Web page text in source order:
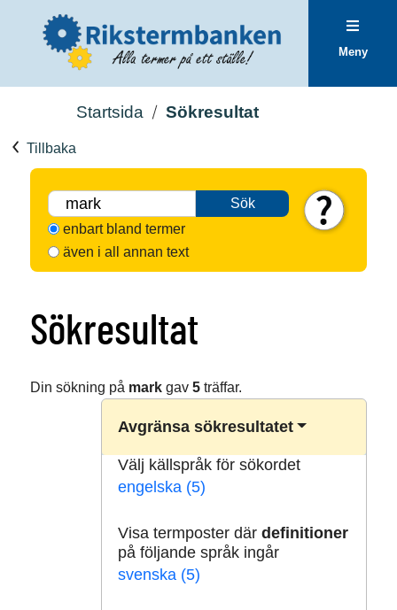
Meny
Startsida Sökresultat
Tillbaka
Sök
enbart bland termer
även i all annan text
Sökresultat
Din sökning på markgav 5träffar.
Avgränsa sökresultatet
Välj källspråk för sökordet
engelska (5)
Visa termposter där definitioner
på följande språk ingår
svenska (5)